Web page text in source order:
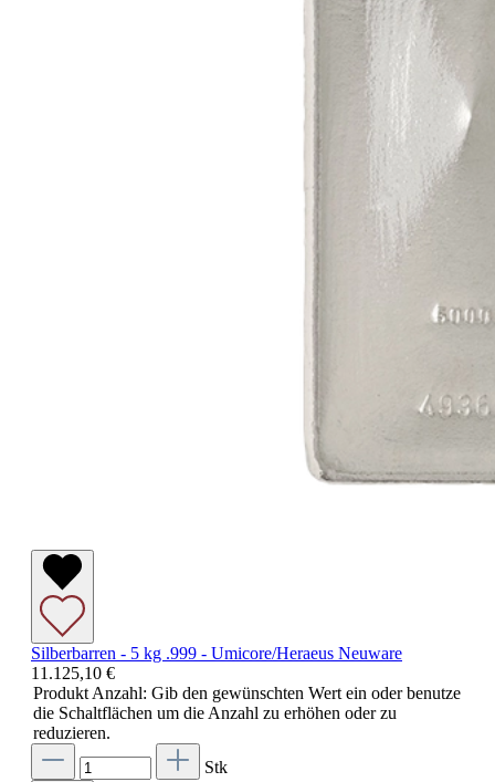
Silberbarren - 5 kg .999 - Umicore/Heraeus Neuware
11.125,10 €
Produkt Anzahl: Gib den gewünschten Wert ein oder benutze
die Schaltflächen um die Anzahl zu erhöhen oder zu
reduzieren.
Stk